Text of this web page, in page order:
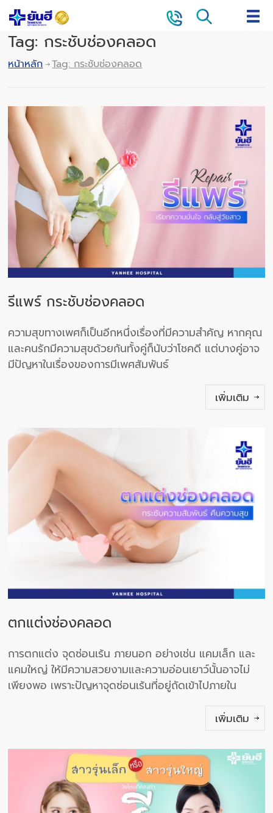
Tag: กระชับช่องคลอด
หน้าหลัก Tag: กระชับช่องคลอด
รีแพร์ กระชับช่องคลอด
ความสุขทางเพศก็เป็นอีกหนึ่งเรื่องที่มีความสำคัญ หากคุณ
และคนรักมีความสุขด้วยกันทั้งคู่ก็นับว่าโชคดี แต่บางคู่อาจ
มีปัญหาในเรื่องของการมีเพศสัมพันธ์
เพิ่มเติม
ตกแต่งช่องคลอด
การตกแต่ง จุดซ่อนเร้น ภายนอก อย่างเช่น แคมเล็ก และ
แคมใหญ่ ให้มีความสวยงามและความอ่อนเยาว์นั้นอาจไม่
เพียงพอ เพราะปัญหาจุดซ่อนเร้นที่อยู่ถัดเข้าไปภายใน
เพิ่มเติม